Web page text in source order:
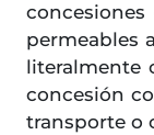
permeables
literalmente
concesión
transporte o